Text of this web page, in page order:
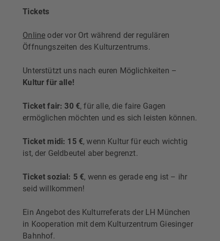
Tickets
Online oder vor Ort während der regulären
Öffnungszeiten des Kulturzentrums.
Unterstützt uns nach euren Möglichkeiten –
Kultur für alle!
Ticket fair: 30 €, für alle, die faire Gagen
ermöglichen möchten und es sich leisten können.
Ticket midi: 15 €, wenn Kultur für euch wichtig
ist, der Geldbeutel aber begrenzt.
Ticket sozial: 5 €, wenn es gerade eng ist – ihr
seid willkommen!
Ein Angebot des Kulturreferats der LH München
in Kooperation mit dem Kulturzentrum Giesinger
Bahnhof.